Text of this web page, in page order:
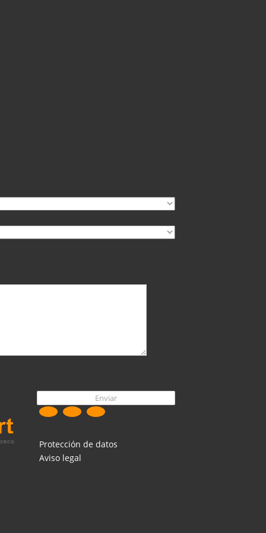
Protección de datos
Aviso legal